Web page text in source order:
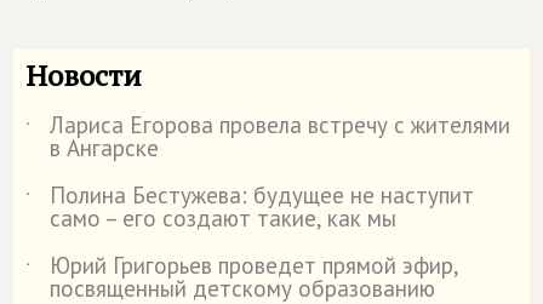
Новости
˙ Лариса Егорова провела встречу с жителями
в Ангарске
˙
Полина Бестужева: будущее не наступит
само – его создают такие, как мы
˙
Юрий Григорьев проведет прямой эфир,
посвященный детскому образованию